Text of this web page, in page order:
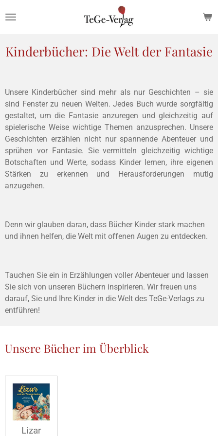
Hauptinhalt
Kinderbücher: Die Welt der Fantasie
Unsere Kinderbücher sind mehr als nur Geschichten – sie
sind Fenster zu neuen Welten. Jedes Buch wurde sorgfältig
gestaltet, um die Fantasie anzuregen und gleichzeitig auf
spielerische Weise wichtige Themen anzusprechen. Unsere
Geschichten erzählen nicht nur spannende Abenteuer und
sprühen vor Fantasie. Sie vermitteln gleichzeitig wichtige
Botschaften und Werte, sodass Kinder lernen, ihre eigenen
Stärken zu erkennen und Herausforderungen mutig
anzugehen.
Denn wir glauben daran, dass Bücher Kinder stark machen
und ihnen helfen, die Welt mit offenen Augen zu entdecken.
Tauchen Sie ein in Erzählungen voller Abenteuer und lassen
Sie sich von unseren Büchern inspirieren. Wir freuen uns
darauf, Sie und Ihre Kinder in die Welt des TeGe-Verlags zu
entführen!
Unsere Bücher im Überblick
Lizar